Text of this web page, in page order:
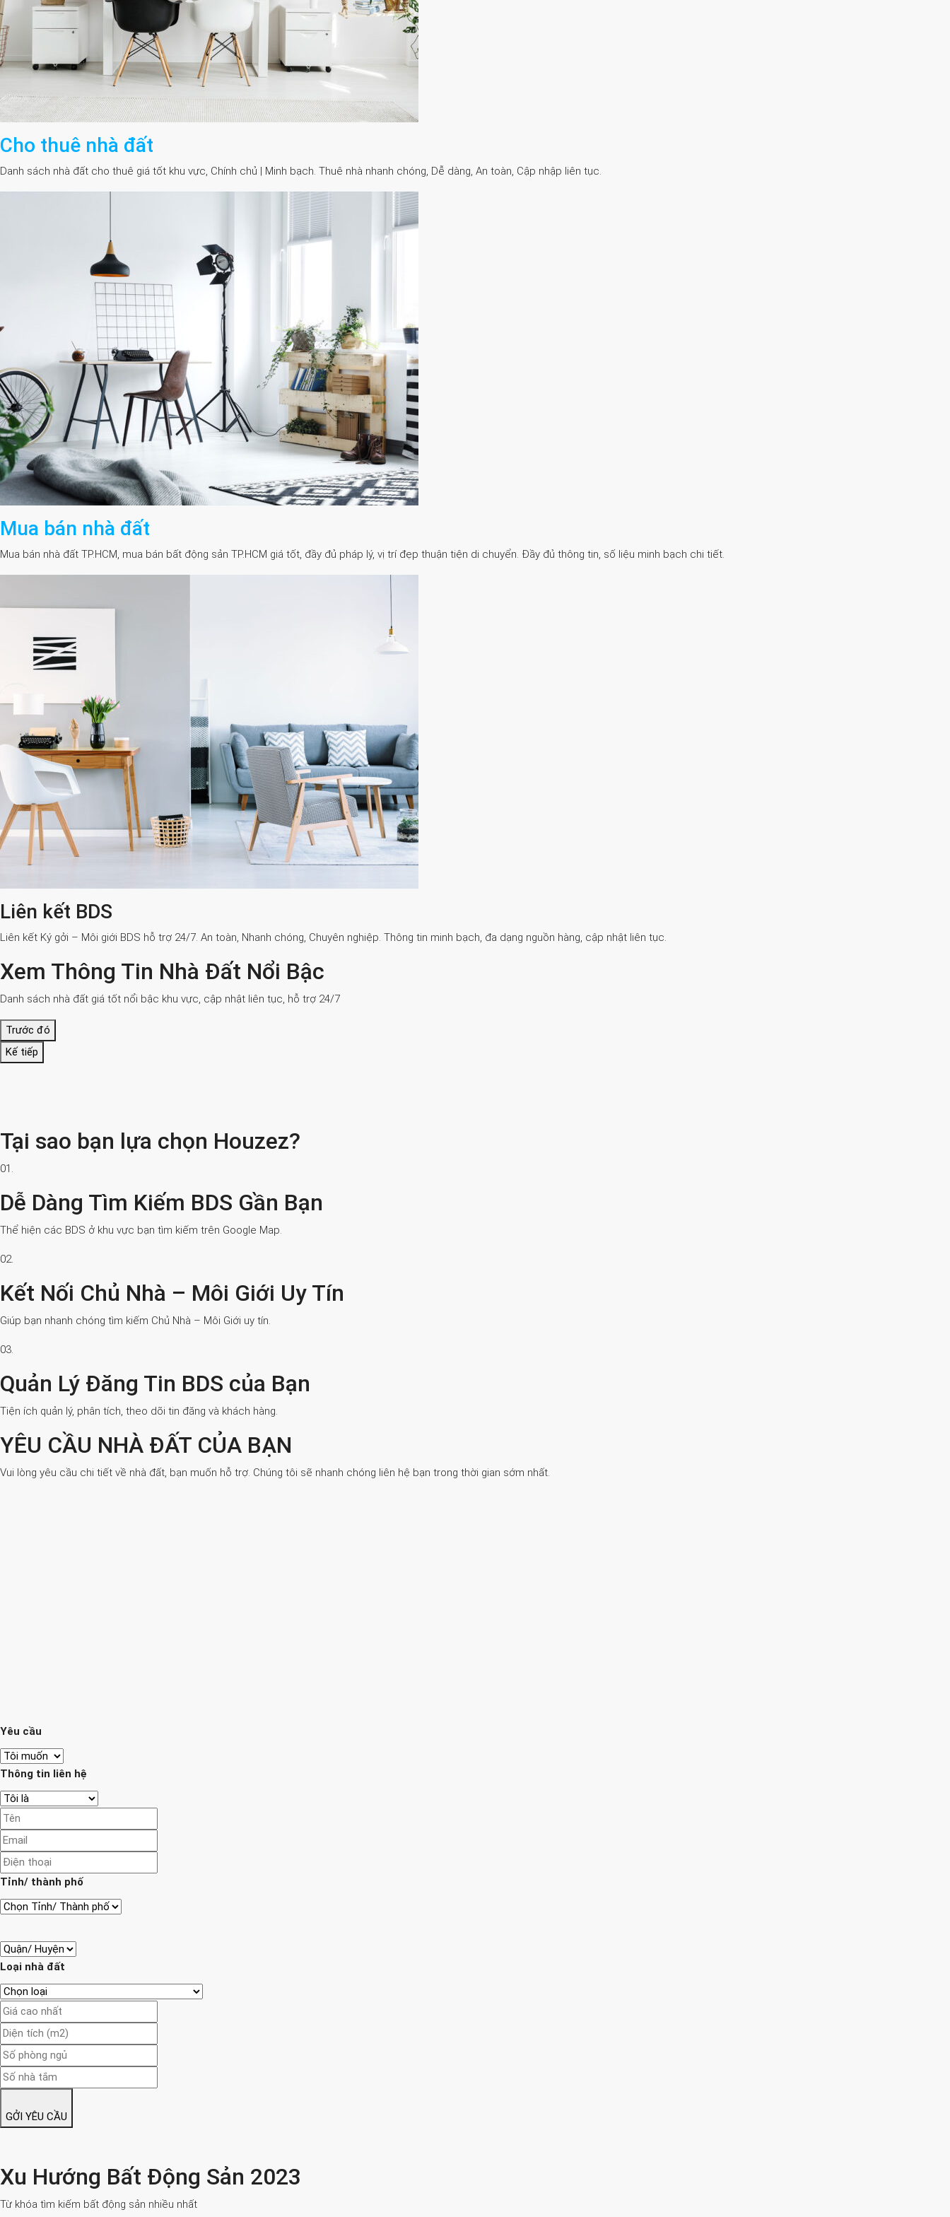
Cho thuê nhà đất
Danh sách nhà đất cho thuê giá tốt khu vực, Chính chủ | Minh bạch. Thuê nhà nhanh chóng, Dễ dàng, An toàn, Cập nhập liên tục.
Mua bán nhà đất
Mua bán nhà đất TP.HCM, mua bán bất động sản TP.HCM giá tốt, đầy đủ pháp lý, vị trí đẹp thuận tiện di chuyển. Đầy đủ thông tin, số liệu minh bạch chi tiết.
Liên kết BDS
Liên kết Ký gởi – Môi giới BDS hỗ trợ 24/7. An toàn, Nhanh chóng, Chuyên nghiệp. Thông tin minh bạch, đa dạng nguồn hàng, cập nhật liên tục.
Xem Thông Tin Nhà Đất Nổi Bậc
Danh sách nhà đất giá tốt nổi bậc khu vực, cập nhật liên tục, hỗ trợ 24/7
Trước đó
Kế tiếp
Tại sao bạn lựa chọn Houzez?
01.
Dễ Dàng Tìm Kiếm BDS Gần Bạn
Thể hiện các BDS ở khu vực bạn tìm kiếm trên Google Map.
02.
Kết Nối Chủ Nhà – Môi Giới Uy Tín
Giúp bạn nhanh chóng tìm kiếm Chủ Nhà – Môi Giới uy tín.
03.
Quản Lý Đăng Tin BDS của Bạn
Tiện ích quản lý, phân tích, theo dõi tin đăng và khách hàng.
YÊU CẦU NHÀ ĐẤT CỦA BẠN
Vui lòng yêu cầu chi tiết về nhà đất, bạn muốn hỗ trợ. Chúng tôi sẽ nhanh chóng liên hệ bạn trong thời gian sớm nhất.
Yêu cầu
Thông tin liên hệ
Tỉnh/ thành phố
Loại nhà đất
GỞI YÊU CẦU
Xu Hướng Bất Động Sản 2023
Từ khóa tìm kiếm bất động sản nhiều nhất